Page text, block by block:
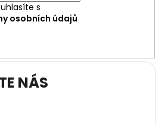
s
osobních údajů
NÁS